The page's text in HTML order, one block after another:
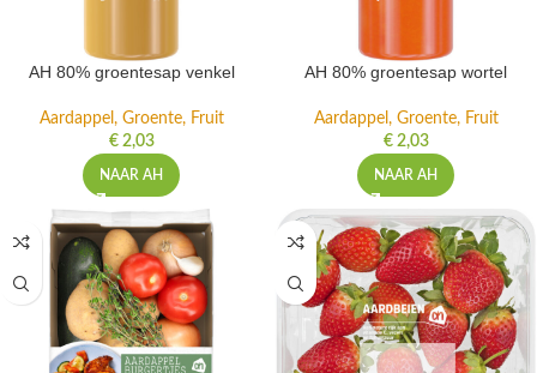
AH 80% groentesap venkel
Aardappel, Groente, Fruit
€2,03
NAAR AH
AH 80% groentesap wortel
Aardappel, Groente, Fruit
€2,03
NAAR AH